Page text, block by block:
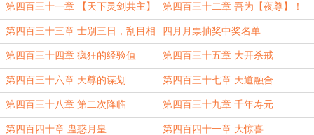
死？
第四百三十一章 【天下灵剑共主】 第四百三十二章 吾为【夜尊】！
第四百三十三章 士别三日，刮目相
看
四月月票抽奖中奖名单
第四百三十四章 疯狂的经验值 第四百三十五章 大开杀戒
第四百三十六章 天尊的谋划 第四百三十七章 天道融合
第四百三十八章 第二次降临 第四百三十九章 千年寿元
第四百四十章 蛊惑月皇 第四百四十一章 大惊喜